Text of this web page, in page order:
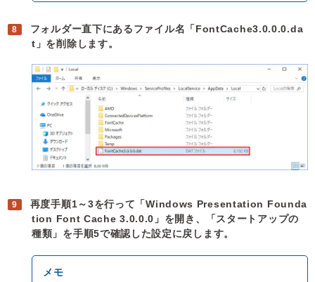
フォルダー直下にあるファイル名「FontCache3.0.0.0.da
t」を削除します。
再度手順1～3を行って「Windows Presentation Founda
tion Font Cache 3.0.0.0」を開き、「スタートアップの
種類」を手順5で確認した設定に戻します。